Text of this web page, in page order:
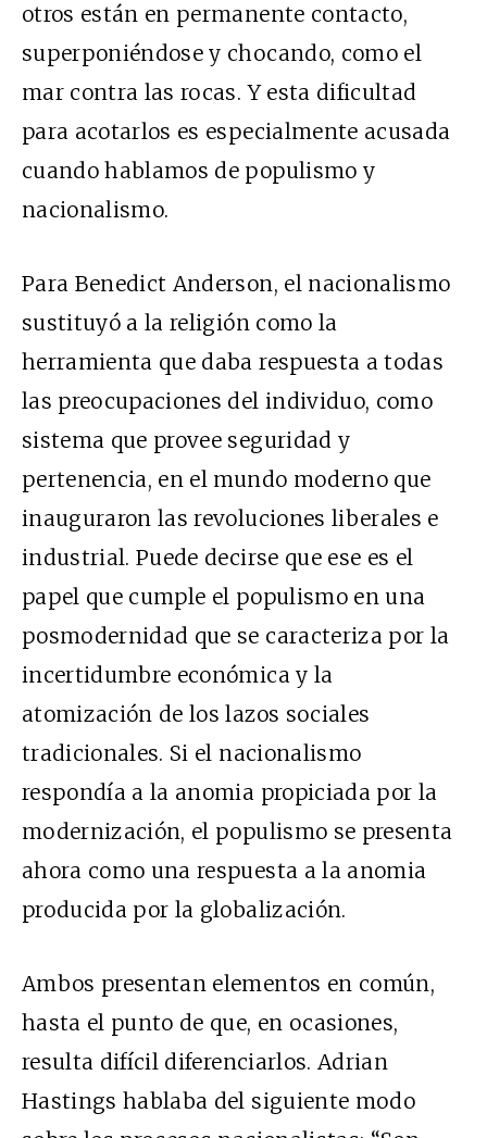
otros están en permanente contacto,
superponiéndose y chocando, como el
mar contra las rocas. Y esta dificultad
para acotarlos es especialmente acusada
cuando hablamos de populismo y
nacionalismo.
Para Benedict Anderson, el nacionalismo
sustituyó a la religión como la
herramienta que daba respuesta a todas
las preocupaciones del individuo, como
sistema que provee seguridad y
pertenencia, en el mundo moderno que
inauguraron las revoluciones liberales e
industrial. Puede decirse que ese es el
papel que cumple el populismo en una
posmodernidad que se caracteriza por la
incertidumbre económica y la
atomización de los lazos sociales
tradicionales. Si el nacionalismo
respondía a la anomia propiciada por la
modernización, el populismo se presenta
ahora como una respuesta a la anomia
producida por la globalización.
Ambos presentan elementos en común,
hasta el punto de que, en ocasiones,
resulta difícil diferenciarlos. Adrian
Hastings hablaba del siguiente modo